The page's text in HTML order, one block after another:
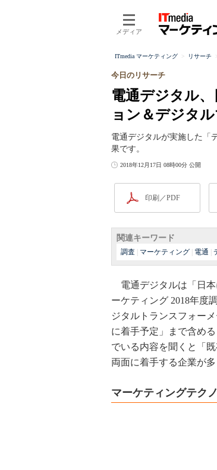
メディア
ITmedia マーケティング リサーチ
電通デジタル
ョン＆デジタ
今日のリサーチ
電通デジタルが実施した「
果です。
2018年12月17日 08時00分 公開
印刷／PDF
関連キーワード
調査 マーケティング 電通
電通デジタルは「日本
ーケティング 2018年度
ジタルトランスフォー
に着手予定」まで含め
でいる内容を聞くと「
両面に着手する企業が
マーケティングテク